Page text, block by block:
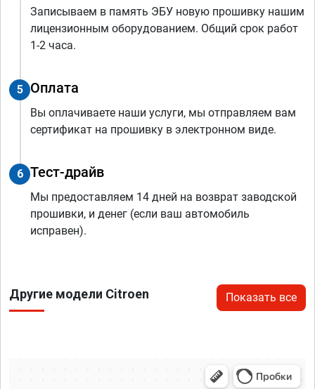
Записываем в память ЭБУ новую прошивку нашим
лицензионным оборудованием. Общий срок работ
1-2 часа.
5 Оплата
Вы оплачиваете наши услуги, мы отправляем вам
сертификат на прошивку в электронном виде.
6 Тест-драйв
Мы предоставляем 14 дней на возврат заводской
прошивки, и денег (если ваш автомобиль
исправен).
Другие модели Citroen Показать все